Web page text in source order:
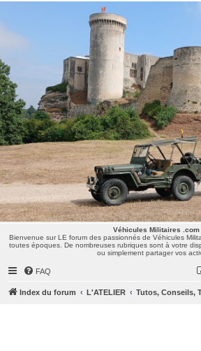
Véhicules Militaires .com
Bienvenue sur LE forum des passionnés de Véhicules
toutes époques. De nombreuses rubriques sont à votre
ou simplement partager vos activités.
Véhicules Militaires .com
Bienvenue sur LE forum des passionnés de Véhicules
toutes époques. De nombreuses rubriques sont à votre
ou simplement partager vos
FAQ
Index du forum L'ATELIER Tutos, Conseils,